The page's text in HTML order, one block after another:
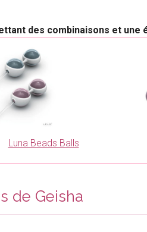
des combinaisons et
Luna Beads Balls
de Geisha